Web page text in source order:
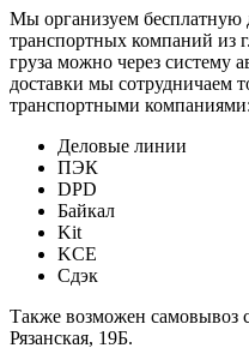
Мы организуем бесплатную
транспортных компаний из
груза можно через систему
доставки мы сотрудничаем
транспортными компаниями:
Деловые линии
ПЭК
DPD
Байкал
Kit
KCE
Сдэк
Также возможен самовывоз
Рязанская, 19Б.